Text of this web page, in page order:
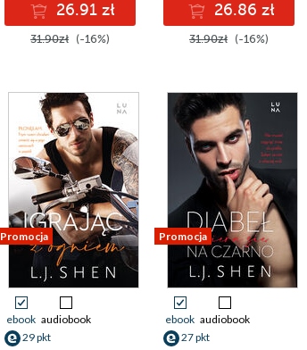
26.91 zł
31.90zł (-16%)
26.86 zł
31.90zł (-16%)
Promocja
ebook audiobook
29 pkt
Promocja
ebook audiobook
27 pkt